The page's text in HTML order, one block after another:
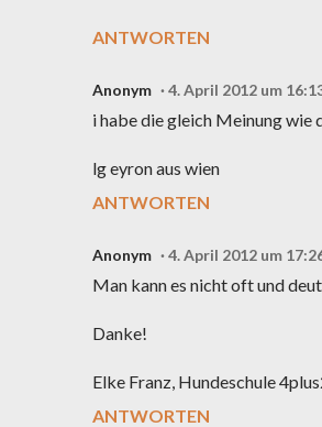
ANTWORTEN
Anonym 4. April 2012 um
i habe die gleich Meinung wie
lg eyron aus wien
ANTWORTEN
Anonym 4. April 2012 um
Man kann es nicht oft und
Danke!
Elke Franz, Hundeschule
ANTWORTEN